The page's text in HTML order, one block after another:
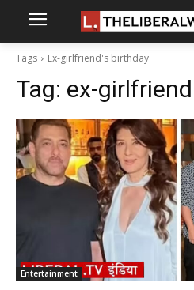
Tags Ex-girlfriend's birthday
Tag: ex-
Entertainment